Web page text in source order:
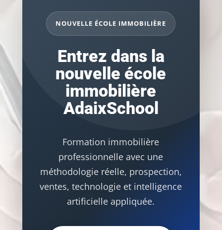
NOUVELLE ÉCOLE IMMOBILIÈRE
Entrez dans la
nouvelle école
immobilière
AdaixSchool
Formation immobilière
professionnelle avec une
méthodologie réelle, prospection,
ventes, technologie et intelligence
artificielle appliquée.